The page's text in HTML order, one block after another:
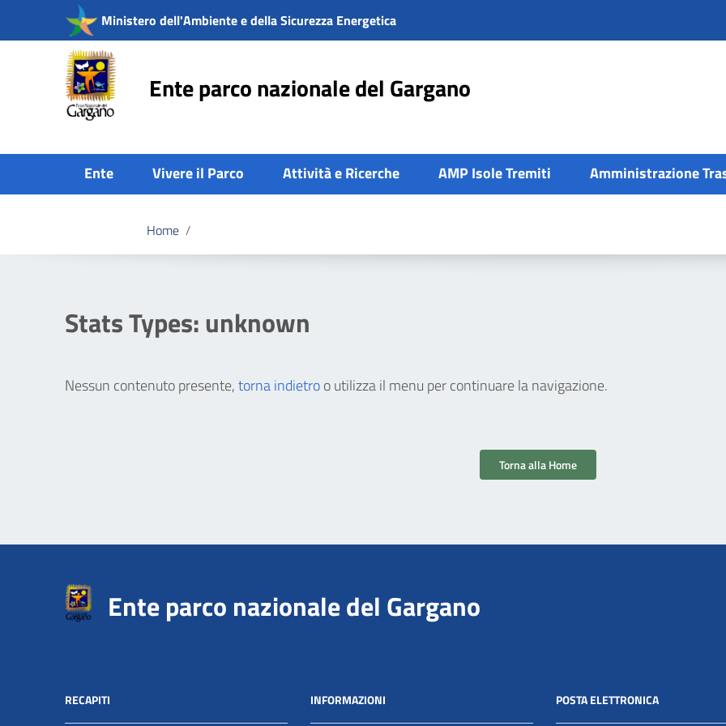
Vai ai contenuti
Vai al menu di navigazione
Vai al footer
Ministero dell'Ambiente e della Sicurezza Energetica
Ente parco nazionale del Gargano
Ente Vivere il Parco Attività e Ricerche AMP Isole Tremiti Amministrazione
Home /
Stats Types:unknown
Nessun contenuto presente,torna indietroo utilizza il menu per continuare la navigazione.
Torna alla Home
Ente parco nazionale del Gargano
RECAPITI INFORMAZIONI POSTA ELETTRONICA